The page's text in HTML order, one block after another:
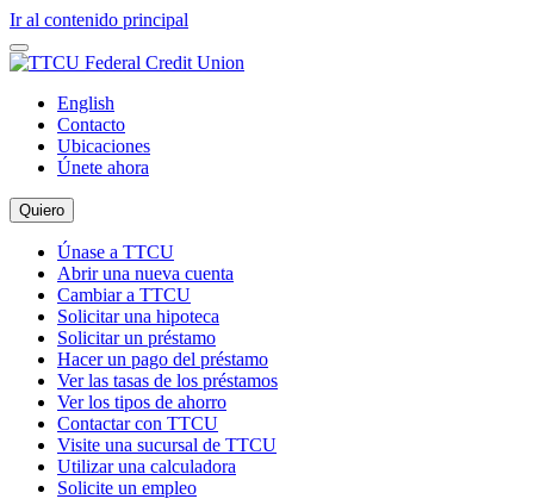
Ir al contenido principal
English
Contacto
Ubicaciones
Únete ahora
Quiero
Únase a TTCU
Abrir una nueva cuenta
Cambiar a TTCU
Solicitar una hipoteca
Solicitar un préstamo
Hacer un pago del préstamo
Ver las tasas de los préstamos
Ver los tipos de ahorro
Contactar con TTCU
Visite una sucursal de TTCU
Utilizar una calculadora
Solicite un empleo